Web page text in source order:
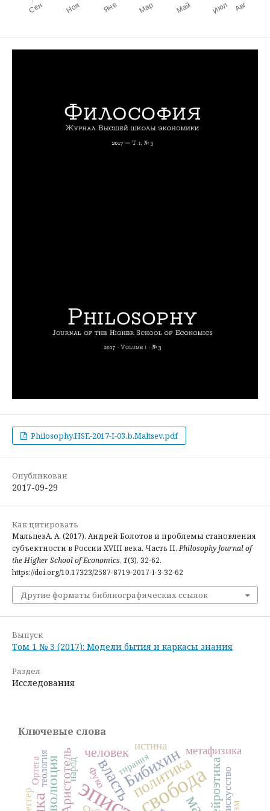
Philosophy.HSE-2017-I-03.b.Maltsev.pdf
Опубликован
2017-09-29
Как цитировать
МальцевА. А. (2017). Андрей Болотов и проблемы становления
субъектности в России XVIII века. Часть II.Philosophy Journal of
the Higher School of Economics, 1(3), 32-62.
https://doi.org/10.17323/2587-8719-2017-I-3-32-62
Другие форматы библиографических ссылок
Выпуск
Том 1 № 3 (2017): Модели бытия и каркасы знания
Раздел
Исследования
Ключевые слова
свобода
властьполитика
Бибихин
революция
человек
нейроэтика
Аристотель метафизика
истина
искусство
Фуко
тирания
народ
теология
Ортега